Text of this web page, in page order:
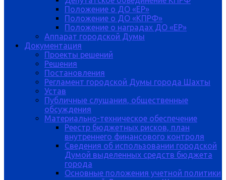
Положение о ДО «ЕР»
Положение о ДО «КПРФ»
Положение о наградах ДО «ЕР»
Аппарат городской Думы
Документация
Проекты решений
Решения
Постановления
Регламент городской Думы города Шахты
Устав
Публичные слушания, общественные
обсуждения
Материально-техническое обеспечение
Реестр бюджетных рисков, план
внутреннего финансового контроля
Сведения об использовании городской
Думой выделенных средств бюджета
города
Основные положения учетной политики